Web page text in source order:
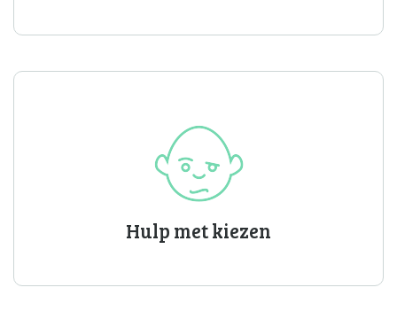
Hulp met kiezen